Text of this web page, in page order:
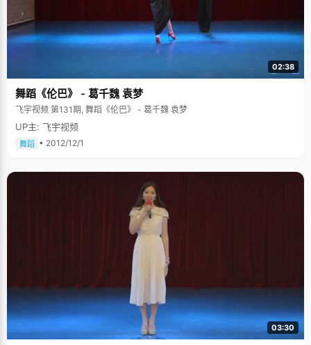
02:38
舞蹈《伦巴》 - 葛千魏 袁梦
飞宇视频 第131期, 舞蹈《伦巴》 - 葛千魏 袁梦
UP主: 飞宇视频
舞蹈 • 2012/12/1
03:30